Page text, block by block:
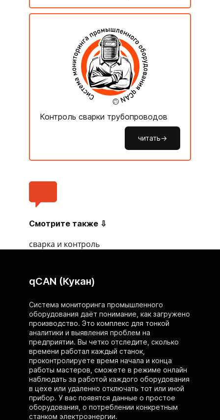
Контроль сварки трубопроводов
читать->
Смотрите также ⇩
сварка и контроль
qCAN (Кукан)
Система мониторинга промышленного
оборудования даёт понимание, как загружено
производство. Это комплекс для тонкой
аналитики и выявления проблем на
предприятии. Вы четко отследите, сколько
времени работал каждый станок,
проконтролируете время начала и конца
работы мастеров, сможете в режиме онлайн
наблюдать за работой каждого оборудования
в цехе или удаленно отключать тот или иной
прибор. У вас появятся данные о простое
оборудования, о потреблении конкретным
станком электроэнергии.